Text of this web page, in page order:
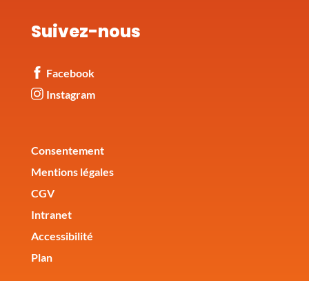
Suivez-nous
Facebook
Instagram
Corporate
Consentement
Mentions légales
CGV
Intranet
Accessibilité
Plan